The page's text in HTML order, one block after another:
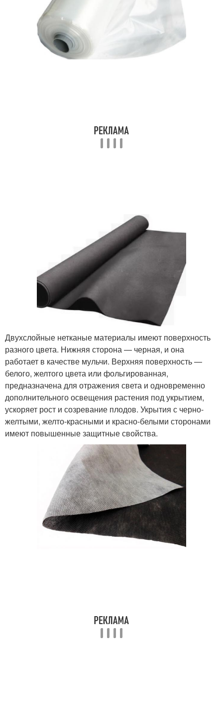
Двухслойные нетканые материалы имеют поверхность
разного цвета. Нижняя сторона — черная, и она
работает в качестве мульчи. Верхняя поверхность —
белого, желтого цвета или фольгированная,
предназначена для отражения света и одновременно
дополнительного освещения растения под укрытием,
ускоряет рост и созревание плодов. Укрытия с черно-
желтыми, желто-красными и красно-белыми сторонами
имеют повышенные защитные свойства.